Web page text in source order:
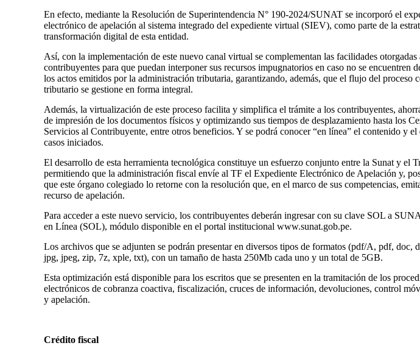
En efecto, mediante la Resolución de Superintendencia N° 190-2024/SUNAT se incorporó el
electrónico de apelación al sistema integrado del expediente virtual (SIEV), como parte de la
transformación digital de esta entidad.
Así, con la implementación de este nuevo canal virtual se complementan las facilidades otorgadas
contribuyentes para que puedan interponer sus recursos impugnatorios en caso no se encuentren
los actos emitidos por la administración tributaria, garantizando, además, que el flujo del proceso
tributario se gestione en forma integral.
Además, la virtualización de este proceso facilita y simplifica el trámite a los contribuyentes,
de impresión de los documentos físicos y optimizando sus tiempos de desplazamiento hasta los
Servicios al Contribuyente, entre otros beneficios. Y se podrá conocer “en línea” el contenido y el
casos iniciados.
El desarrollo de esta herramienta tecnológica constituye un esfuerzo conjunto entre la Sunat y el
permitiendo que la administración fiscal envíe al TF el Expediente Electrónico de Apelación y,
que este órgano colegiado lo retorne con la resolución que, en el marco de sus competencias,
recurso de apelación.
Para acceder a este nuevo servicio, los contribuyentes deberán ingresar con su clave SOL a
en Línea (SOL), módulo disponible en el portal institucional www.sunat.gob.pe.
Los archivos que se adjunten se podrán presentar en diversos tipos de formatos (pdf/A, pdf, doc,
jpg, jpeg, zip, 7z, xple, txt), con un tamaño de hasta 250Mb cada uno y un total de 5GB.
Esta optimización está disponible para los escritos que se presenten en la tramitación de los
electrónicos de cobranza coactiva, fiscalización, cruces de información, devoluciones, control
y apelación.
Crédito fiscal